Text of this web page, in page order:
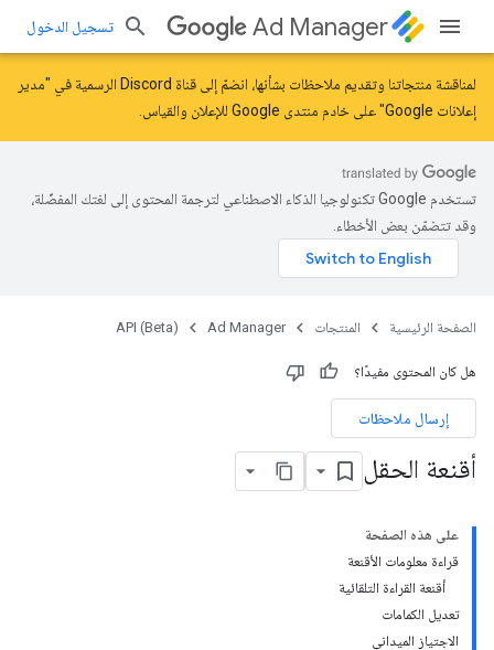
Ad Manager تسجيل الدخول
لمناقشة منتجاتنا وتقديم ملاحظات بشأنها، انضمّ إلى قناة Discord الرسمية في "مدير
إعلانات Google" على خادم
منتدى Google للإعلان والقياس
تستخدم Google تكنولوجيا الذكاء الاصطناعي لترجمة المحتوى إلى لغتك المفضّلة،
وقد تتضمّن بعض الأخطاء.
الصفحة الرئيسية المنتجات Ad Manager
API (Beta)
هل كان المحتوى مفيدًا؟
إرسال ملاحظات
أقنعة الحقل
على هذه الصفحة
قراءة معلومات الأقنعة
أقنعة القراءة التلقائية
تعديل الكمامات
الاجتياز الميداني